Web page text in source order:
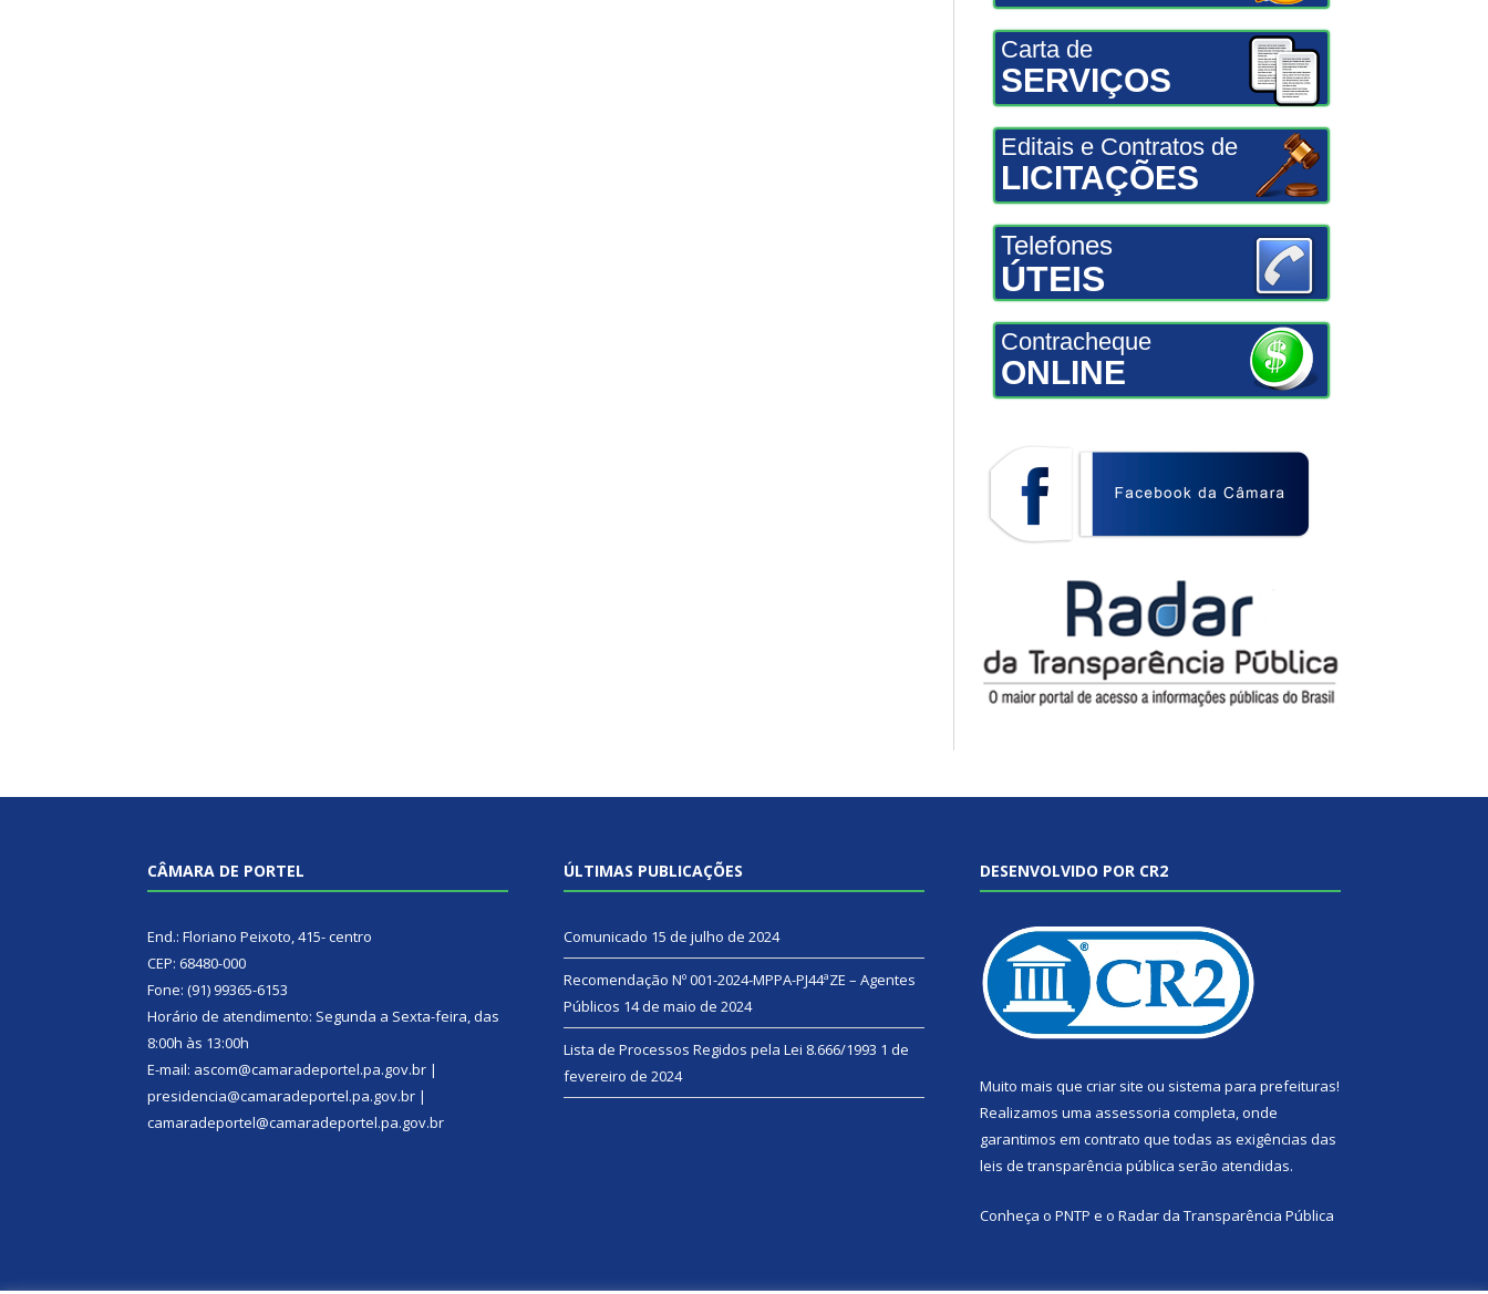
Carta de
SERVIÇOS
Editais e Contratos de
LICITAÇÕES
Telefones
ÚTEIS
Contracheque
ONLINE
CÂMARA DE PORTEL
End.: Floriano Peixoto, 415- centro
CEP: 68480-000
Fone: (91) 99365-6153
Horário de atendimento: Segunda a Sexta-feira, das
8:00h às 13:00h
E-mail: ascom@camaradeportel.pa.gov.br |
presidencia@camaradeportel.pa.gov.br |
camaradeportel@camaradeportel.pa.gov.br
ÚLTIMAS PUBLICAÇÕES
Comunicado 15 de julho de 2024
Recomendação Nº 001-2024-MPPA-PJ44ªZE – Agentes
Públicos 14 de maio de 2024
Lista de Processos Regidos pela Lei 8.666/1993 1 de
fevereiro de 2024
DESENVOLVIDO POR CR2
Muito mais que criar site ou sistema para prefeituras!
Realizamos uma assessoria completa, onde
garantimos em contrato que todas as exigências das
leis de transparência pública serão atendidas.
Conheça o PNTP e o Radar da Transparência Pública